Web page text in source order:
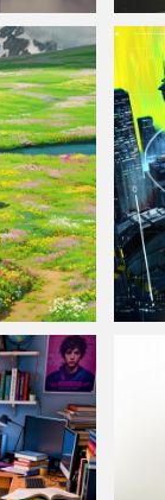
弗
朵 高清车